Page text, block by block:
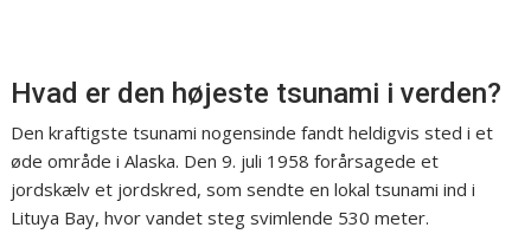
Hvad er den højeste tsunami i verden?
Den kraftigste tsunami nogensinde fandt heldigvis sted i et
øde område i Alaska. Den 9. juli 1958 forårsagede et
jordskælv et jordskred, som sendte en lokal tsunami ind i
Lituya Bay, hvor vandet steg svimlende 530 meter.